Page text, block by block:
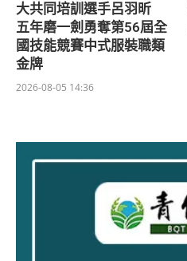
大共同培訓選手呂羽昕
五年磨一劍勇奪第56屆全
國技能競賽中式服裝職類
金牌
2026-08-05 14:36